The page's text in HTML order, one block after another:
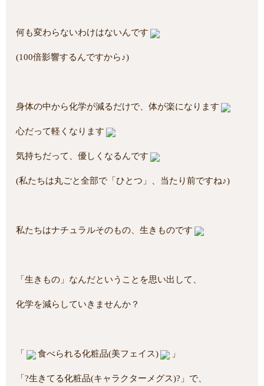
何も変わらないわけはないんです
(100倍影響するんですから♪)
身体の中から化学が減るだけで、体が楽になります
心だって軽くなります
気持ちだって、優しくなるんです
(私たちは丸ごと全部で「ひとつ」、当たり前ですね♪)
私たちはナチュラルそのもの、生きものです
「生きもの」なんだということを思い出して、
化学を減らしていきませんか？
「 食べられる化粧品(美フェイス) 」
「?生きてる化粧品(キャラクターメグス)?」で、